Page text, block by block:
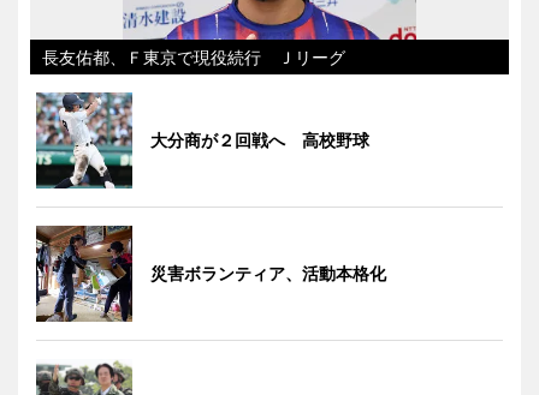
長友佑都、Ｆ東京で現役続行 Ｊリーグ
大分商が２回戦へ 高校野球
災害ボランティア、活動本格化